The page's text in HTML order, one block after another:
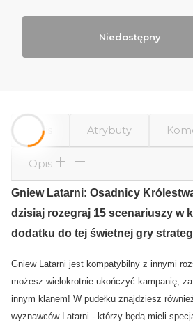
Niedostępny
Opis Atrybuty
Opis
Gniew Latarni: Osadnicy
dzisiaj rozegraj 15 scenariuszy w
dodatku do tej świetnej gry
Gniew Latarni jest kompatybilny z innymi
możesz wielokrotnie ukończyć kampanię,
innym klanem! W pudełku znajdziesz
wyznawców Latarni - którzy będą mieli